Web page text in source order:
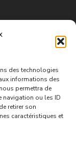
des technologies
informations des
permettra de
navigation ou les ID
retirer son
caractéristiques et